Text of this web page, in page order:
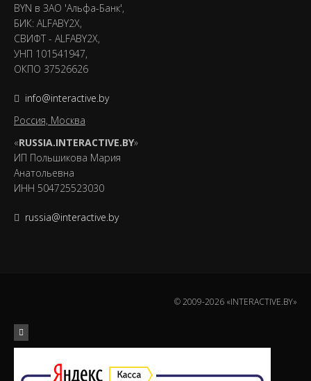
BYN в ЗАО 'Альфа-Банк',
БИК: ALFABY2X,
СВИФТ - ALFABY2X,
УНП 101541947,
ОКПО 37526626
info@interactive.by
Россия, Москва
«RUSSIA.INTERACTIVE.BY»
ИП Польшикова Мария
Анатольевна
ИНН 504725523030
russia@interactive.by
© 2009-2026 «INTERACTIVE.BY»